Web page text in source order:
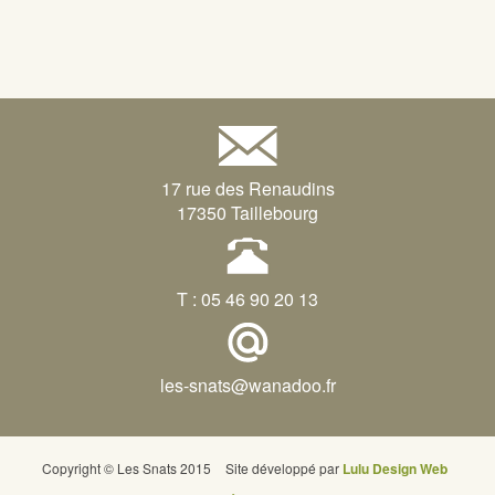
17 rue des Renaudins
17350 Taillebourg
T : 05 46 90 20 13
les-snats@wanadoo.fr
Copyright © Les Snats 2015 Site développé par Lulu Design Web